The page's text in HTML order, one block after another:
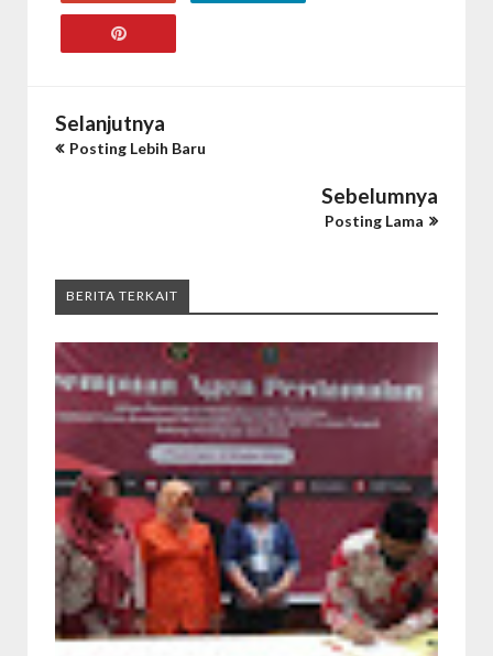
Selanjutnya
Posting Lebih Baru
Sebelumnya
Posting Lama
BERITA TERKAIT